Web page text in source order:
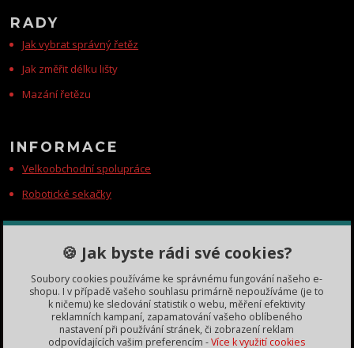
RADY
Jak vybrat správný řetěz
Jak změřit délku lišty
Mazání řetězu
INFORMACE
Velkoobchodní spolupráce
Robotické sekačky
KONTAKTY
Zákaznická podpora
+420 735 060 350
(Po-Čt, 8-11, 13-15 hod.)
dobryden@baribalobchod.cz
🍪 Jak byste rádi své cookies?
Soubory cookies používáme ke správnému fungování našeho e-
shopu. I v případě vašeho souhlasu primárně nepoužíváme (je to
k ničemu) ke sledování statistik o webu, měření efektivity
reklamních kampaní, zapamatování vašeho oblíbeného
nastavení při používání stránek, či zobrazení reklam
odpovídajících vašim preferencím -Více k využití cookies